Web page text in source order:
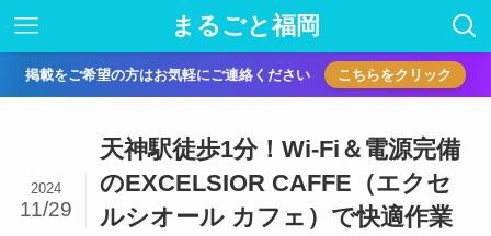
まるごと福岡
掲載をご希望の方はお気軽にご連絡ください こちらをクリック
天神駅徒歩1分！Wi-Fi＆電源完備
のEXCELSIOR CAFFE（エクセ
ルシオール カフェ）で快適作業
2024
11/29